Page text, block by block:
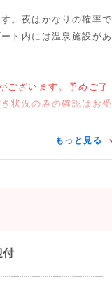
30分の余裕 を見て頂
アップ予定の場合、
るように工夫しま
。夜はかなりの確率で
ト内には温泉施設があ
ございます。予めご了
状況のみの確認はお受
もっと見る
付